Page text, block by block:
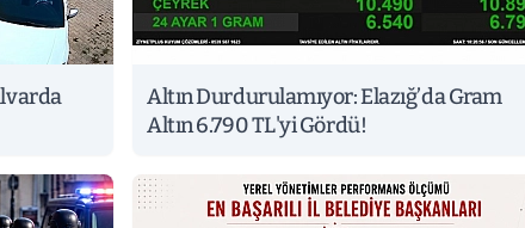
Altın Durdurulamıyor: Elazığ’da Gram
Altın 6.790 TL'yi Gördü!